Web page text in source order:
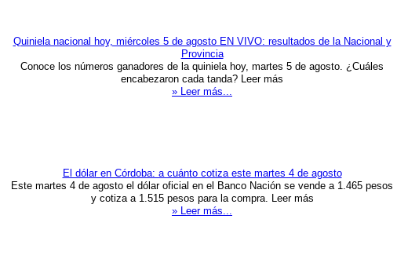
Quiniela nacional hoy, miércoles 5 de agosto EN VIVO: resultados de la Nacional y
Provincia
Conoce los números ganadores de la quiniela hoy, martes 5 de agosto. ¿Cuáles
encabezaron cada tanda? Leer más
» Leer más...
El dólar en Córdoba: a cuánto cotiza este martes 4 de agosto
Este martes 4 de agosto el dólar oficial en el Banco Nación se vende a 1.465 pesos
y cotiza a 1.515 pesos para la compra. Leer más
» Leer más...